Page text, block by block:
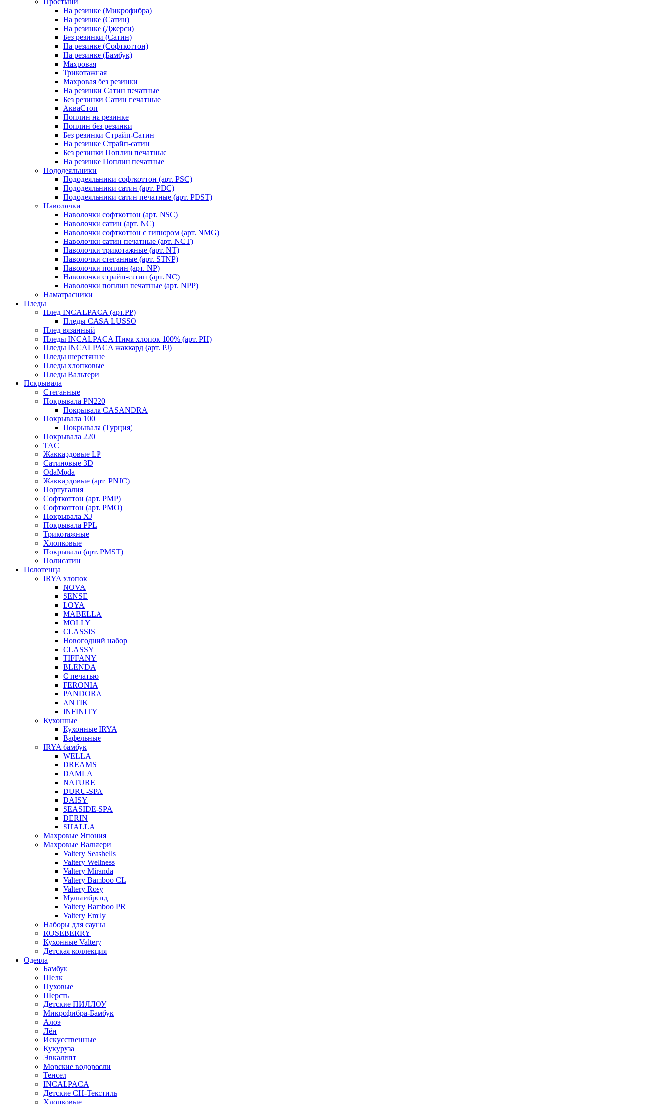
Простыни
На резинке (Микрофибра)
На резинке (Сатин)
На резинке (Джерси)
Без резинки (Сатин)
На резинке (Софткоттон)
На резинке (Бамбук)
Махровая
Трикотажная
Махровая без резинки
На резинки Сатин печатные
Без резинки Сатин печатные
АкваСтоп
Поплин на резинке
Поплин без резинки
Без резинки Страйп-Сатин
На резинке Страйп-сатин
Без резинки Поплин печатные
На резинке Поплин печатные
Пододеяльники
Пододеяльники софткоттон (арт. PSC)
Пододеяльники сатин (арт. PDC)
Пододеяльники сатин печатные (арт. PDST)
Наволочки
Наволочки софткоттон (арт. NSC)
Наволочки сатин (арт. NC)
Наволочки софткоттон с гипюром (арт. NMG)
Наволочки сатин печатные (арт. NCT)
Наволочки трикотажные (арт. NT)
Наволочки стеганные (арт. STNP)
Наволочки поплин (арт. NP)
Наволочки страйп-сатин (арт. NC)
Наволочки поплин печатные (арт. NPP)
Наматрасники
Пледы
Плед INCALPACA (арт.PP)
Пледы CASA LUSSO
Плед вязанный
Пледы INCALPACA Пима хлопок 100% (арт. PH)
Пледы INCALPACA жаккард (арт. PJ)
Пледы шерстяные
Пледы хлопковые
Пледы Вальтери
Покрывала
Стеганные
Покрывала PN220
Покрывала CASANDRA
Покрывала 100
Покрывала (Турция)
Покрывала 220
TAC
Жаккардовые LP
Сатиновые 3D
OdaModa
Жаккардовые (арт. PNJC)
Португалия
Софткоттон (арт. PMP)
Софткоттон (арт. PMO)
Покрывала XJ
Покрывала PPL
Трикотажные
Хлопковые
Покрывала (арт. PMST)
Полисатин
Полотенца
IRYA хлопок
NOVA
SENSE
LOYA
MABELLA
MOLLY
CLASSIS
Новогодний набор
CLASSY
TIFFANY
BLENDA
С печатью
FERONIA
PANDORA
ANTIK
INFINITY
Кухонные
Кухонные IRYA
Вафельные
IRYA бамбук
WELLA
DREAMS
DAMLA
NATURE
DURU-SPA
DAISY
SEASIDE-SPA
DERIN
SHALLA
Махровые Япония
Махровые Вальтери
Valtery Seashells
Valtery Wellness
Valtery Miranda
Valtery Bamboo CL
Valtery Rosy
Мультибренд
Valtery Bamboo PR
Valtery Emily
Наборы для сауны
ROSEBERRY
Кухонные Valtery
Детская коллекция
Одеяла
Бамбук
Шелк
Пуховые
Шерсть
Детские ПИЛЛОУ
Микрофибра-Бамбук
Алоэ
Лён
Искусственные
Кукуруза
Эвкалипт
Морские водоросли
Тенсел
INCALPACA
Детские СН-Текстиль
Хлопковые